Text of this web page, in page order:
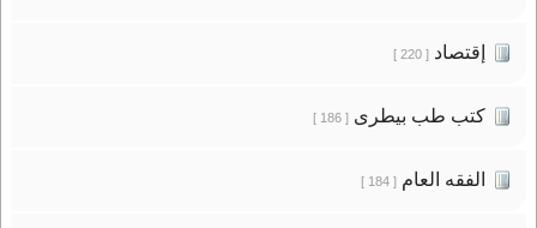
إقتصاد[ 220 ]
كتب طب بيطرى[ 186 ]
الفقه العام[ 184 ]